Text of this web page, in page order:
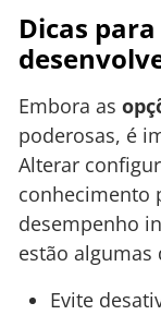
Dicas
Embora as
poderosas, é
Alterar
conhecimento
desempenho
estão algumas
Evite